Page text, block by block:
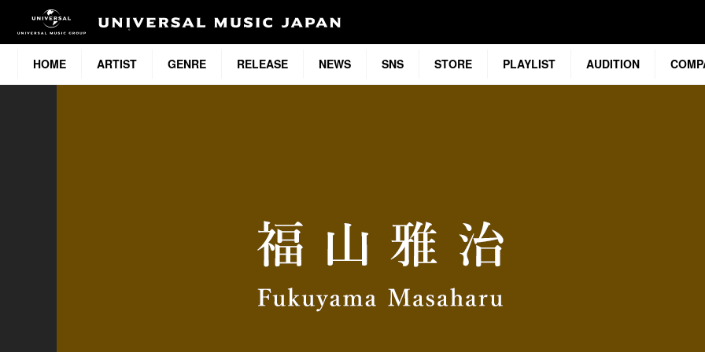
HOME ARTIST GENRE RELEASE NEWS SNS STORE PLAYLIST AUDITION